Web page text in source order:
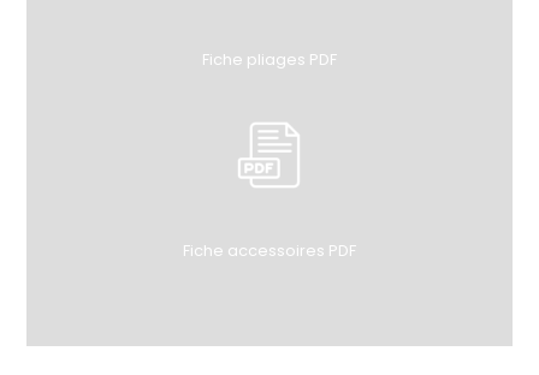
Fiche pliages PDF
Fiche accessoires PDF